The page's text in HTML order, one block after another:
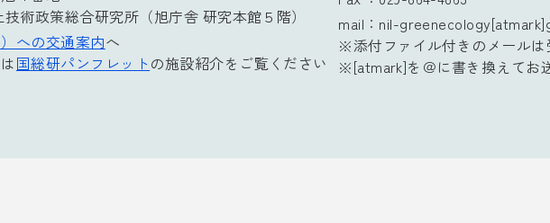
術政策総合研究所（旭庁舎 研究本館５階）
への交通案内へ
国総研パンフレットの施設紹介をご覧ください
mail
nil-
※添付ファイル付きのメール
※[atmark]を＠に書き換えてお